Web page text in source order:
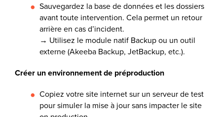
Sauvegardez la base de données et les dossiers
avant toute intervention. Cela permet un retour
arrière en cas d’incident.
→ Utilisez le module natif Backup ou un outil
externe (Akeeba Backup, JetBackup, etc.).
Créer un environnement de préproduction
Copiez votre site internet sur un serveur de test
pour simuler la mise à jour sans impacter le site